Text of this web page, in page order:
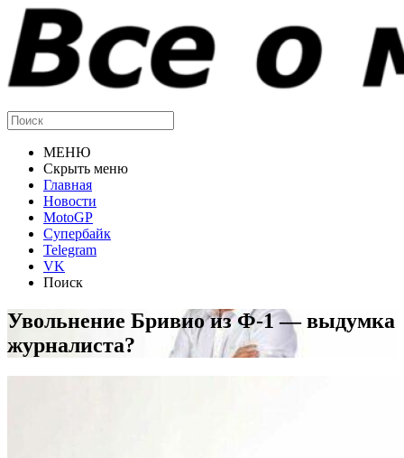
МЕНЮ
Скрыть меню
Главная
Новости
MotoGP
Супербайк
Telegram
VK
Поиск
Увольнение Бривио из Ф-1 — выдумка
журналиста?